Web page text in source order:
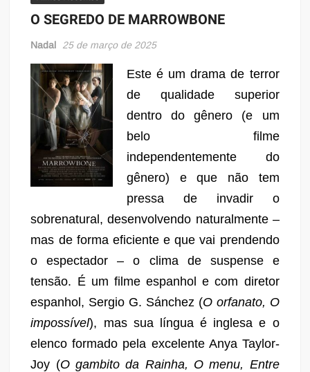
O SEGREDO DE MARROWBONE
Nadal 25 de março de 2025
Este é um drama de terror
de qualidade superior
dentro do gênero (e um
belo filme
independentemente do
gênero) e que não tem
pressa de invadir o
sobrenatural, desenvolvendo naturalmente –
mas de forma eficiente e que vai prendendo
o espectador – o clima de suspense e
tensão. É um filme espanhol e com diretor
espanhol, Sergio G. Sánchez (O orfanato, O
impossível), mas sua língua é inglesa e o
elenco formado pela excelente Anya Taylor-
Joy (O gambito da Rainha, O menu, Entre